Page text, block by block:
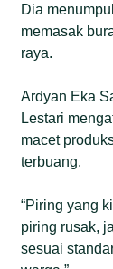
Dia
memasak
raya.
Ardyan Eka
Lestari
macet
terbuang.
“Piring yang
piring rusak,
sesuai